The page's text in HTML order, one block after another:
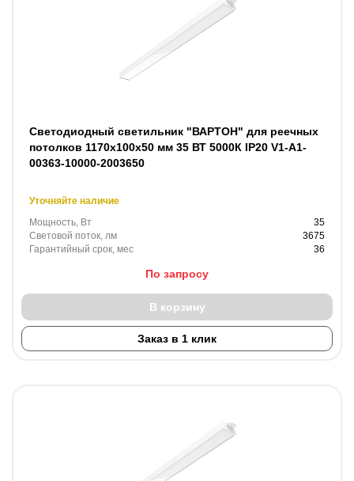
Светодиодный светильник "ВАРТОН" для реечных
потолков 1170х100х50 мм 35 ВТ 5000К IP20 V1-A1-
00363-10000-2003650
Уточняйте наличие
Мощность, Вт
35
Световой поток, лм
3675
Гарантийный срок, мес
36
По запросу
В корзину
Заказ в 1 клик